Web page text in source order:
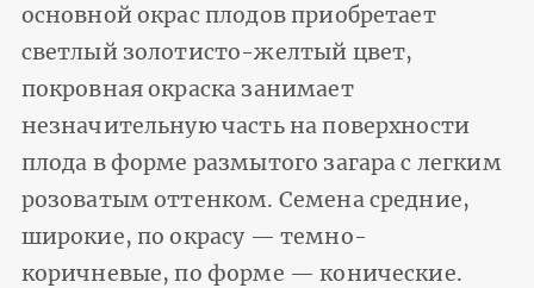
основной окрас плодов приобретает
светлый золотисто-желтый цвет,
покровная окраска занимает
незначительную часть на поверхности
плода в форме размытого загара с легким
розоватым оттенком. Семена средние,
широкие, по окрасу — темно-
коричневые, по форме — конические.